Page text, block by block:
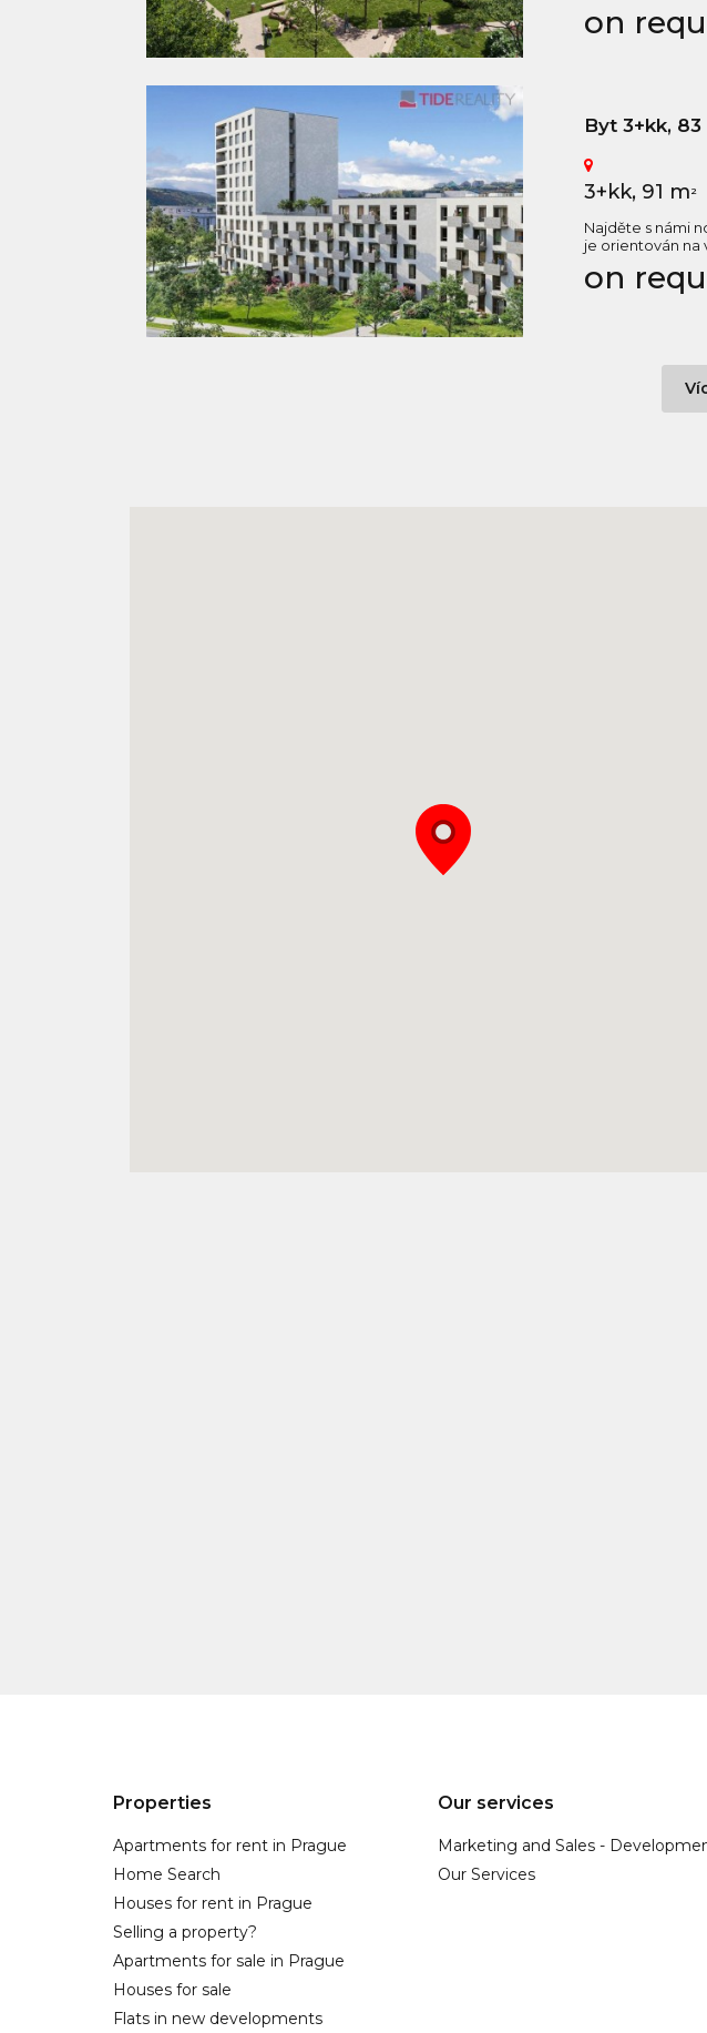
on
Byt 3+kk,
3+kk, 91 m 2
Najděte s námi
je orientován na
on
Properties
Apartments for rent in Prague
Home Search
Houses for rent in Prague
Selling a property?
Apartments for sale in Prague
Houses for sale
Flats in new developments
Our services
Marketing and Sales -
Our Services